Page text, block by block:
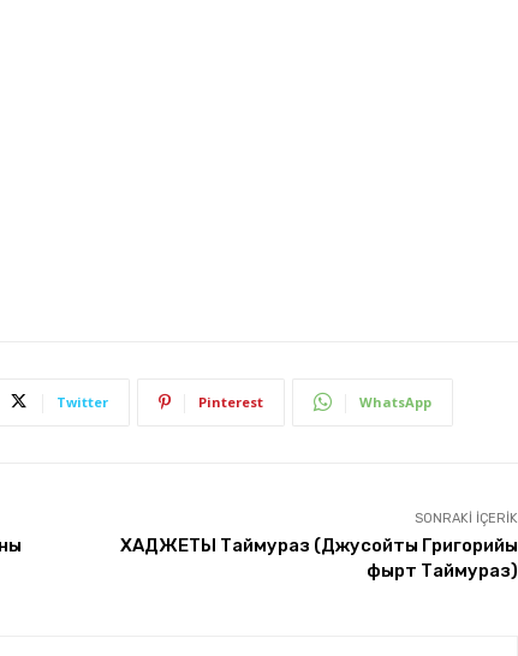
Twitter Pinterest WhatsApp
SONRAKI İÇERIK
ХАДЖЕТЫ Таймураз (Джусойты Григорийы
фырт Таймураз)